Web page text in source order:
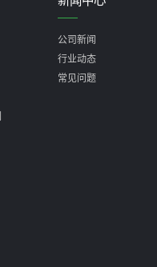
公司新闻
行业动态
常见问题